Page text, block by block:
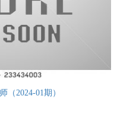
（2024-01期）